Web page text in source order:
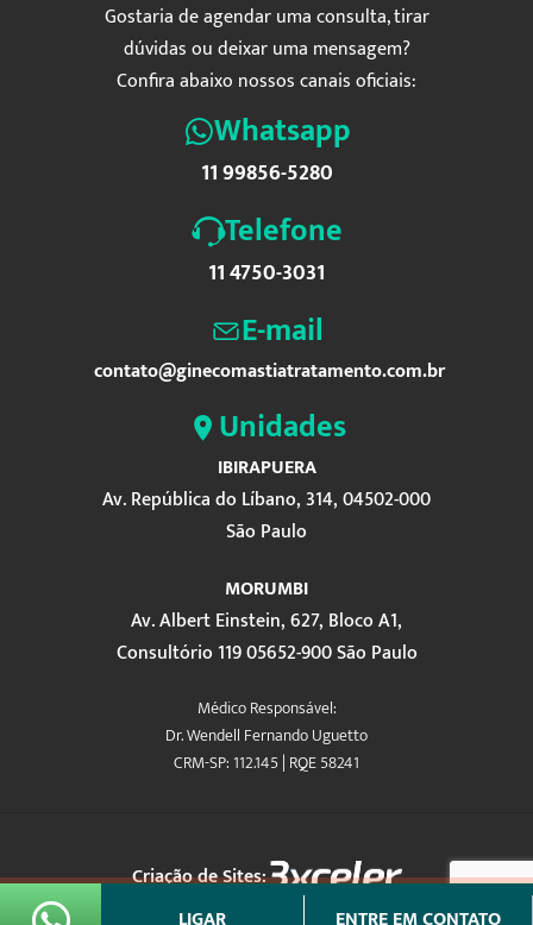
Gostaria de agendar uma consulta, tirar
dúvidas ou deixar uma mensagem?
Confira abaixo nossos canais oficiais:
Whatsapp
11 99856-5280
Telefone
11 4750-3031
E-mail
contato@ginecomastiatratamento.com.br
Unidades
IBIRAPUERA
Av. República do Líbano, 314, 04502-000
São Paulo
MORUMBI
Av. Albert Einstein, 627, Bloco A1,
Consultório 119 05652-900 São Paulo
Médico Responsável:
Dr. Wendell Fernando Uguetto
CRM-SP: 112.145 | RQE 58241
Criação de Sites: